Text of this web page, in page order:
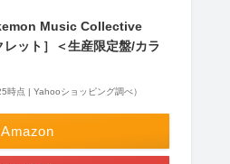
Music Collective
レット］＜生産限定盤/カラ
時点 | Yahooショッピング調べ）
Amazon